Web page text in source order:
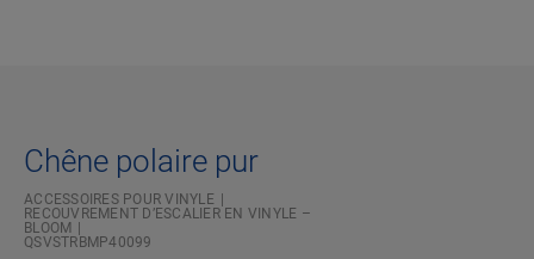
Chêne polaire pur
ACCESSOIRES POUR VINYLE
RECOUVREMENT D’ESCALIER EN VINYLE –
BLOOM
QSVSTRBMP40099